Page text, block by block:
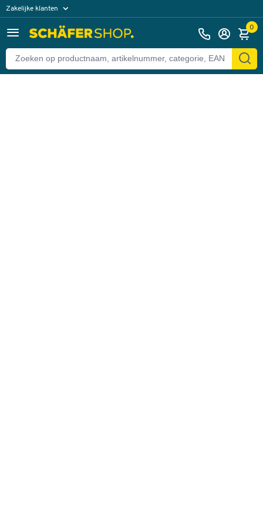
Zakelijke klanten
Particuliere klanten 0
Terug